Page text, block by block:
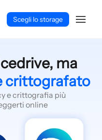
Scegli lo storage
ma
crittografato
e crittografia più
online